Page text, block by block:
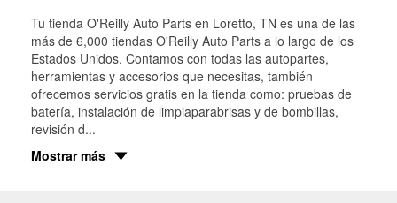
Tu tienda O'Reilly Auto Parts en Loretto, TN es una de las
más de 6,000 tiendas O'Reilly Auto Parts a lo largo de los
Estados Unidos. Contamos con todas las autopartes,
herramientas y accesorios que necesitas, también
ofrecemos servicios gratis en la tienda como: pruebas de
batería, instalación de limpiaparabrisas y de bombillas,
revisión d...
Mostrar más